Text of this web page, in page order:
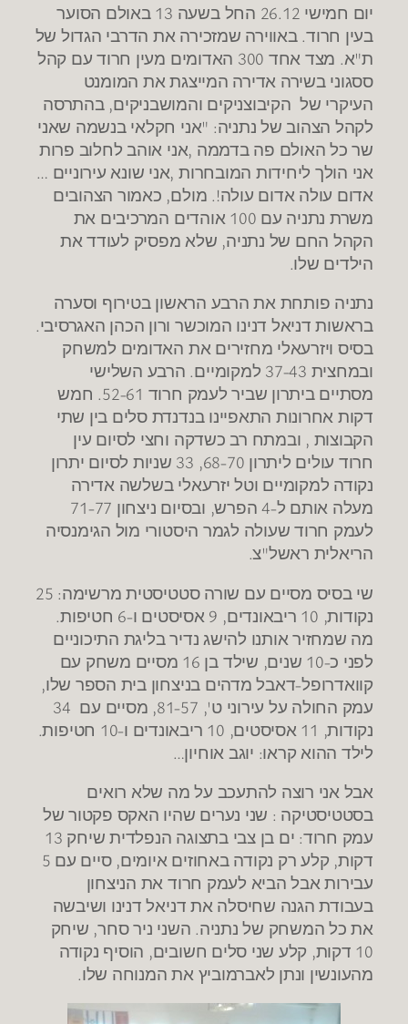
יום חמישי 26.12 החל בשעה 13 באולם הסוער
בעין חרוד. באווירה שמזכירה את הדרבי הגדול של
ת"א. מצד אחד 300 האדומים מעין חרוד עם קהל
ססגוני בשירה אדירה המייצגת את המומנט
העיקרי של הקיבוצניקים והמושבניקים, בהתרסה
לקהל הצהוב של נתניה: "אני חקלאי בנשמה שאני
שר כל האולם פה בדממה ,אני אוהב לחלוב פרות
אני הולך ליחידות המובחרות ,אני שונא עירוניים …
אדום עולה אדום עולה!. מולם, כאמור הצהובים
משרת נתניה עם 100 אוהדים המרכיבים את
הקהל החם של נתניה, שלא מפסיק לעודד את
הילדים שלו.
נתניה פותחת את הרבע הראשון בטירוף וסערה
בראשות דניאל דנינו המוכשר ורון הכהן האגרסיבי.
בסיס ויזרעאלי מחזירים את האדומים למשחק
ובמחצית 37-43 למקומיים. הרבע השלישי
מסתיים ביתרון שביר לעמק חרוד 52-61. חמש
דקות אחרונות התאפיינו בנדנדת סלים בין שתי
הקבוצות , ובמתח רב כשדקה וחצי לסיום עין
חרוד עולים ליתרון 68-70, 33 שניות לסיום יתרון
נקודה למקומיים וטל יזרעאלי בשלשה אדירה
מעלה אותם ל-4 הפרש, ובסיום ניצחון 71-77
לעמק חרוד שעולה לגמר היסטורי מול הגימנסיה
הריאלית ראשל"צ.
שי בסיס מסיים עם שורה סטטיסטית מרשימה: 25
נקודות, 10 ריבאונדים, 9 אסיסטים ו-6 חטיפות.
מה שמחזיר אותנו להישג נדיר בליגת התיכוניים
לפני כ-10 שנים, שילד בן 16 מסיים משחק עם
קוואדרופל-דאבל מדהים בניצחון בית הספר שלו,
עמק החולה על עירוני ט', 81-57, מסיים עם 34
נקודות, 11 אסיסטים, 10 ריבאונדים ו-10 חטיפות.
לילד ההוא קראו: יוגב אוחיון…
אבל אני רוצה להתעכב על מה שלא רואים
בסטטיסטיקה : שני נערים שהיו האקס פקטור של
עמק חרוד: ים בן צבי בתצוגה הנפלדית שיחק 13
דקות, קלע רק נקודה באחוזים איומים, סיים עם 5
עבירות אבל הביא לעמק חרוד את הניצחון
בעבודת הגנה שחיסלה את דניאל דנינו ושיבשה
את כל המשחק של נתניה. השני ניר סחר, שיחק
10 דקות, קלע שני סלים חשובים, הוסיף נקודה
מהעונשין ונתן לאברמוביץ את המנוחה שלו.